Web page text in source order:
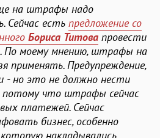
на штрафы надо
Сейчас есть предложение со
Бориса Титова провести
По моему мнению, штрафы на
применять. Предупреждение,
- но это не должно нести
потому что штрафы сейчас
платежей. Сейчас
бизнес, особенно
накладывались